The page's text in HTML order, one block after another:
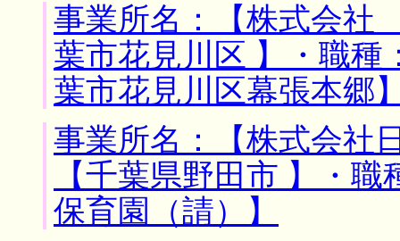
事業所名：【株式会社
葉市花見川区 】・職種
葉市花見川区幕張本郷
事業所名：【株式会社
【千葉県野田市 】・
保育園（請）】